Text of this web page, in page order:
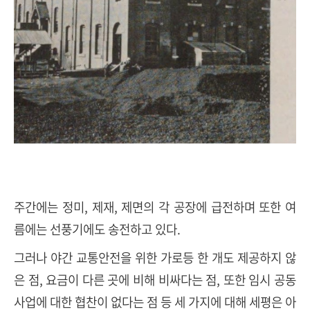
주간에는 정미, 제재, 제면의 각 공장에 급전하며 또한 여
름에는 선풍기에도 송전하고 있다.
그러나 야간 교통안전을 위한 가로등 한 개도 제공하지 않
은 점, 요금이 다른 곳에 비해 비싸다는 점, 또한 임시 공동
사업에 대한 협찬이 없다는 점 등 세 가지에 대해 세평은 아